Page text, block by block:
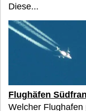
Diese...
Flughäfen
Welcher